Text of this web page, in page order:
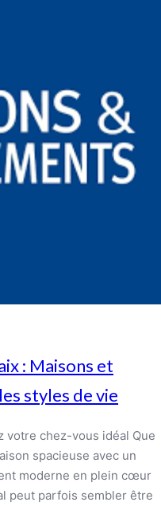
: Maisons et
styles de vie
votre chez-vous idéal Que
spacieuse avec un
moderne en plein cœur
peut parfois sembler être